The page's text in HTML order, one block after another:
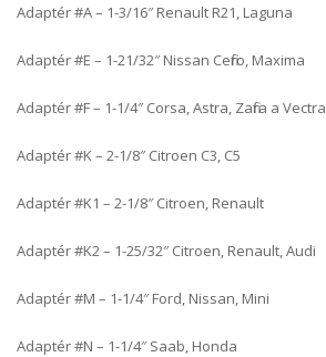
Adaptér #A – 1-3/16″ Renault R21, Laguna
Adaptér #E – 1-21/32″ Nissan Cefiro, Maxima
Adaptér #F – 1-1/4″ Corsa, Astra, Zafira a Vectra
Adaptér #K – 2-1/8″ Citroen C3, C5
Adaptér #K1 – 2-1/8″ Citroen, Renault
Adaptér #K2 – 1-25/32″ Citroen, Renault, Audi
Adaptér #M – 1-1/4″ Ford, Nissan, Mini
Adaptér #N – 1-1/4″ Saab, Honda